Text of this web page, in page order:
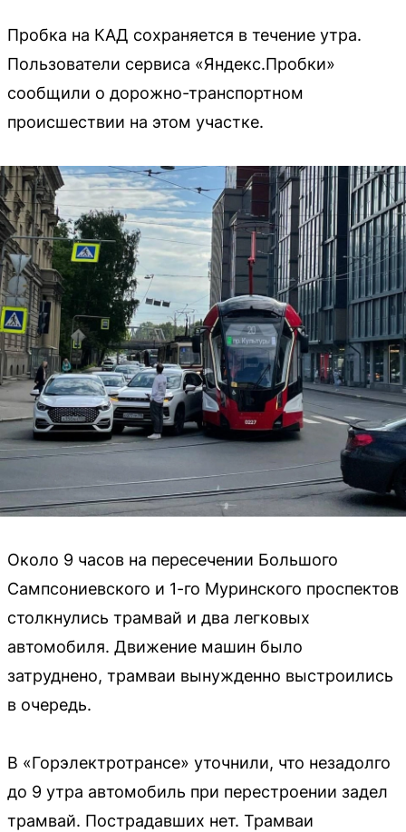
Пробка на КАД сохраняется в течение утра.
Пользователи сервиса «Яндекс.Пробки»
сообщили о дорожно-транспортном
происшествии на этом участке.
Около 9 часов на пересечении Большого
Сампсониевского и 1-го Муринского проспектов
столкнулись трамвай и два легковых
автомобиля. Движение машин было
затруднено, трамваи вынужденно выстроились
в очередь.
В «Горэлектротрансе» уточнили, что незадолго
до 9 утра автомобиль при перестроении задел
трамвай. Пострадавших нет. Трамваи